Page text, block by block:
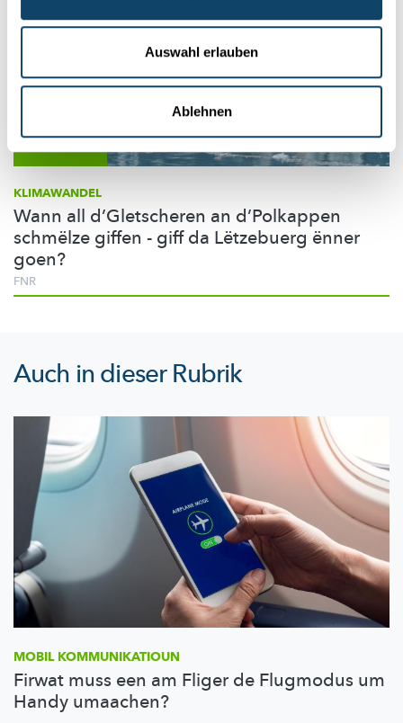
Auswahl erlauben
Ablehnen
Mr Science
KLIMAWANDEL
Wann all d’Gletscheren an d’Polkappen
schmëlze giffen - giff da Lëtzebuerg ënner
goen?
FNR
Auch in dieser Rubrik
MOBIL KOMMUNIKATIOUN
Firwat muss een am Fliger de Flugmodus um
Handy umaachen?